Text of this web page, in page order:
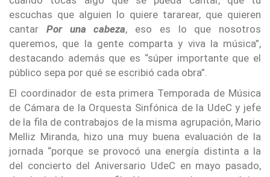
escuchas que alguien lo quiere tararear, que quieren
cantar Por una cabeza, eso es lo que nosotros
queremos, que la gente comparta y viva la música”,
destacando además que es “súper importante que el
público sepa por qué se escribió cada obra”.
El coordinador de esta primera Temporada de Música
de Cámara de la Orquesta Sinfónica de la UdeC y jefe
de la fila de contrabajos de la misma agrupación, Mario
Melliz Miranda, hizo una muy buena evaluación de la
jornada “porque se provocó una energía distinta a la
del concierto del Aniversario UdeC en mayo pasado,